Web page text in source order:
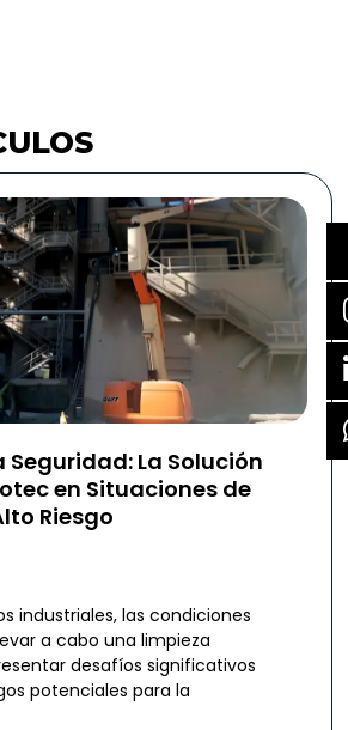
Seguridad: La Solución
en Situaciones de
Riesgo
industriales, las condiciones
a cabo una limpieza
desafíos significativos
potenciales para la